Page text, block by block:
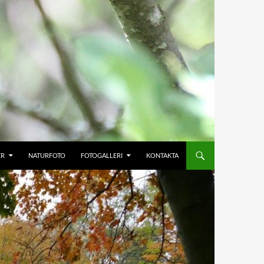
NATURFOTO FOTOGALLERI KONTAKTA